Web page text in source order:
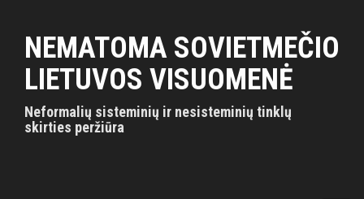
NEMATOMA SOVIETMEČIO
LIETUVOS VISUOMENĖ
Neformalių sisteminių ir nesisteminių tinklų
skirties peržiūra